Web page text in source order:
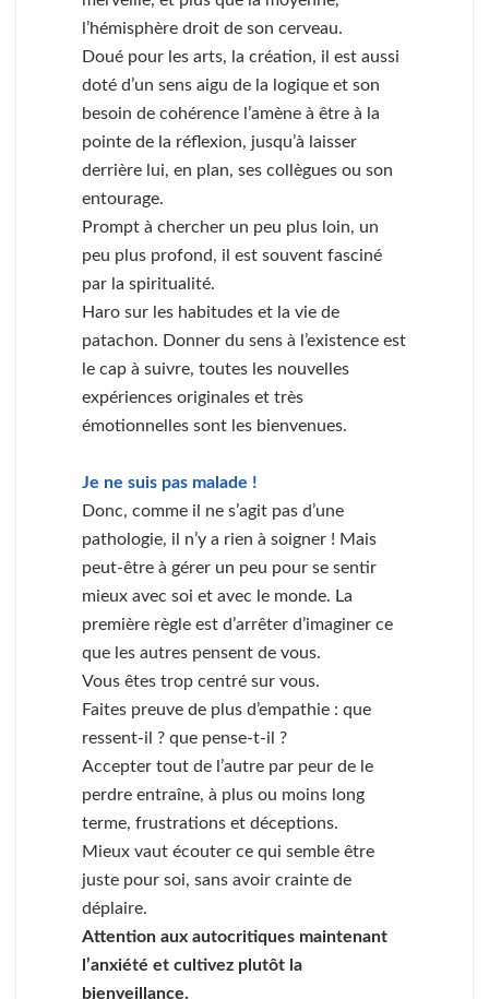
l’hémisphère droit de son cerveau.
Doué pour les arts, la création, il est aussi
doté d’un sens aigu de la logique et son
besoin de cohérence l’amène à être à la
pointe de la réflexion, jusqu’à laisser
derrière lui, en plan, ses collègues ou son
entourage.
Prompt à chercher un peu plus loin, un
peu plus profond, il est souvent fasciné
par la spiritualité.
Haro sur les habitudes et la vie de
patachon. Donner du sens à l’existence est
le cap à suivre, toutes les nouvelles
expériences originales et très
émotionnelles sont les bienvenues.
Je ne suis pas malade !
Donc, comme il ne s’agit pas d’une
pathologie, il n’y a rien à soigner ! Mais
peut-être à gérer un peu pour se sentir
mieux avec soi et avec le monde. La
première règle est d’arrêter d’imaginer ce
que les autres pensent de vous.
Vous êtes trop centré sur vous.
Faites preuve de plus d’empathie : que
ressent-il ? que pense-t-il ?
Accepter tout de l’autre par peur de le
perdre entraîne, à plus ou moins long
terme, frustrations et déceptions.
Mieux vaut écouter ce qui semble être
juste pour soi, sans avoir crainte de
déplaire.
Attention aux autocritiques maintenant
l’anxiété et cultivez plutôt la
bienveillance.